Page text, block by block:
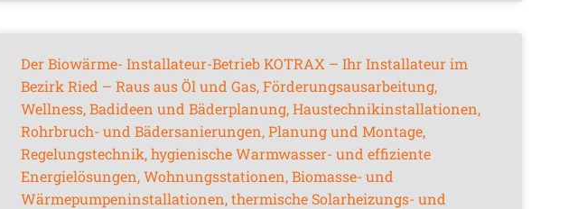
Der Biowärme- Installateur-Betrieb KOTRAX – Ihr Installateur im
Bezirk Ried – Raus aus Öl und Gas, Förderungsausarbeitung,
Wellness, Badideen und Bäderplanung, Haustechnikinstallationen,
Rohrbruch- und Bädersanierungen, Planung und Montage,
Regelungstechnik, hygienische Warmwasser- und effiziente
Energielösungen, Wohnungsstationen, Biomasse- und
Wärmepumpeninstallationen, thermische Solarheizungs- und